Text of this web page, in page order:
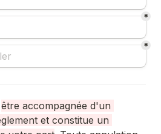
*
*
être accompagnée d'un
et constitue un